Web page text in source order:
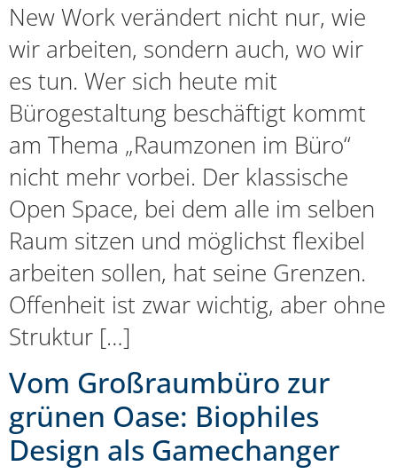
New Work verändert nicht nur, wie
wir arbeiten, sondern auch, wo wir
es tun. Wer sich heute mit
Bürogestaltung beschäftigt kommt
am Thema „Raumzonen im Büro“
nicht mehr vorbei. Der klassische
Open Space, bei dem alle im selben
Raum sitzen und möglichst flexibel
arbeiten sollen, hat seine Grenzen.
Offenheit ist zwar wichtig, aber ohne
Struktur […]
Vom Großraumbüro zur
grünen Oase: Biophiles
Design als Gamechanger